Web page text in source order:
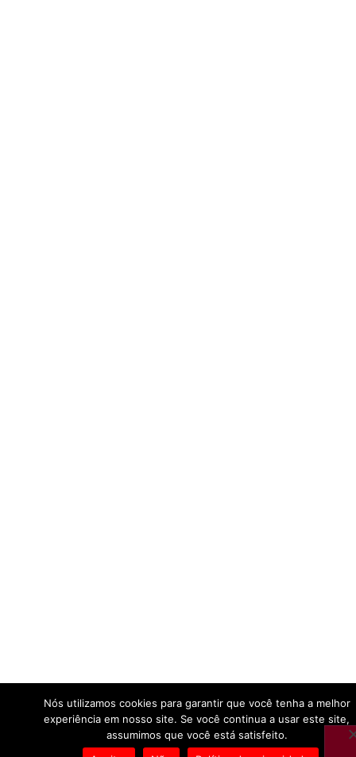
Nós utilizamos cookies para garantir que você tenha a melhor
experiência em nosso site. Se você continua a usar este site,
assumimos que você está satisfeito.